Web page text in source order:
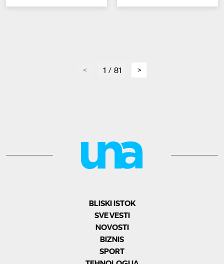
page1 / 81 page
BLISKI ISTOK
SVE VESTI
NOVOSTI
BIZNIS
SPORT